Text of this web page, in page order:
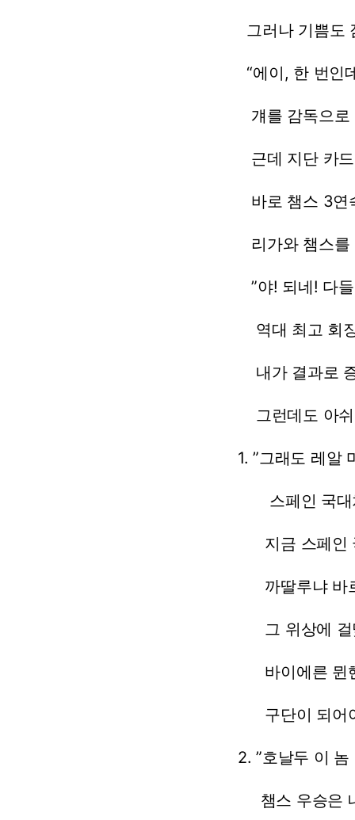
그러나 기쁨도
“에이, 한 번인
걔를 감독으로
근데 지단 카
바로 챔스 3연
리가와 챔스를
”야! 되네! 다들
역대 최고 회
내가 결과로
그런데도 아
1.”그래도 레알
스페인 국
지금 스페인
까딸루냐 바
그 위상에
바이에른 뮌
구단이 되어
2.”호날두 이 놈
챔스 우승은